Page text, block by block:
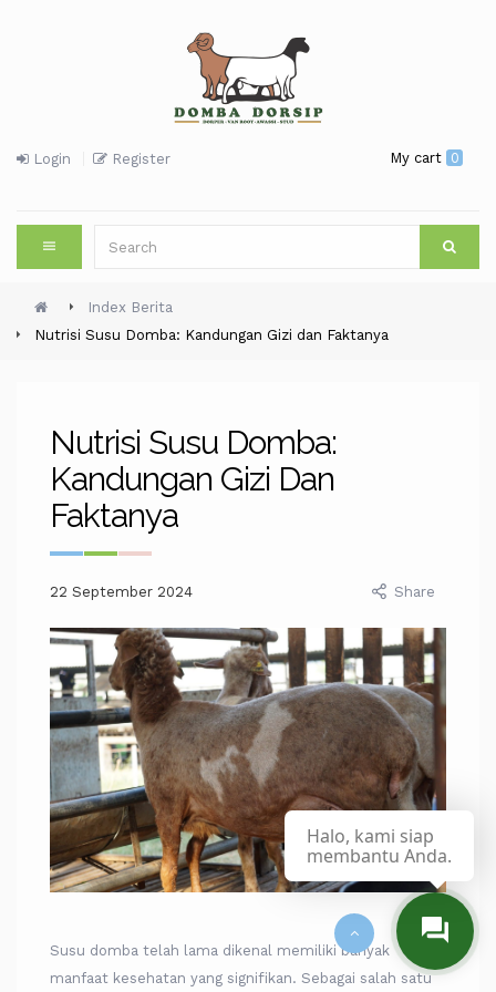
Login Register My cart 0
Index Berita
Nutrisi Susu Domba: Kandungan Gizi dan Faktanya
Nutrisi Susu Domba:
Kandungan Gizi Dan
Faktanya
22 September 2024 Share
Susu domba telah lama dikenal memiliki banyak
manfaat kesehatan yang signifikan. Sebagai salah satu
Halo, kami siap
membantu Anda.